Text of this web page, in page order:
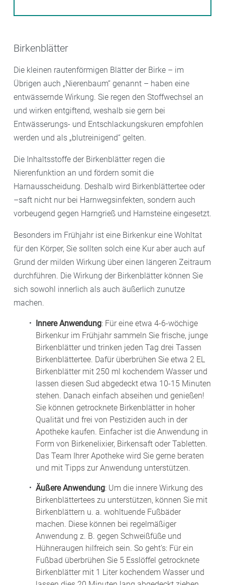
Birkenblätter
Die kleinen rautenförmigen Blätter der Birke – im
Übrigen auch „Nierenbaum“ genannt – haben eine
entwässernde Wirkung. Sie regen den Stoffwechsel an
und wirken entgiftend, weshalb sie gern bei
Entwässerungs- und Entschlackungskuren empfohlen
werden und als „blutreinigend“ gelten.
Die Inhaltsstoffe der Birkenblätter regen die
Nierenfunktion an und fördern somit die
Harnausscheidung. Deshalb wird Birkenblättertee oder
–saft nicht nur bei Harnwegsinfekten, sondern auch
vorbeugend gegen Harngrieß und Harnsteine eingesetzt.
Besonders im Frühjahr ist eine Birkenkur eine Wohltat
für den Körper, Sie sollten solch eine Kur aber auch auf
Grund der milden Wirkung über einen längeren Zeitraum
durchführen. Die Wirkung der Birkenblätter können Sie
sich sowohl innerlich als auch äußerlich zunutze
machen.
Innere Anwendung: Für eine etwa 4-6-wöchige
Birkenkur im Frühjahr sammeln Sie frische, junge
Birkenblätter und trinken jeden Tag drei Tassen
Birkenblättertee. Dafür überbrühen Sie etwa 2 EL
Birkenblätter mit 250 ml kochendem Wasser und
lassen diesen Sud abgedeckt etwa 10-15 Minuten
stehen. Danach einfach abseihen und genießen!
Sie können getrocknete Birkenblätter in hoher
Qualität und frei von Pestiziden auch in der
Apotheke kaufen. Einfacher ist die Anwendung in
Form von Birkenelixier, Birkensaft oder Tabletten.
Das Team Ihrer Apotheke wird Sie gerne beraten
und mit Tipps zur Anwendung unterstützen.
Äußere Anwendung: Um die innere Wirkung des
Birkenblättertees zu unterstützen, können Sie mit
Birkenblättern u. a. wohltuende Fußbäder
machen. Diese können bei regelmäßiger
Anwendung z. B. gegen Schweißfüße und
Hühneraugen hilfreich sein. So geht’s: Für ein
Fußbad überbrühen Sie 5 Esslöffel getrocknete
Birkenblätter mit 1 Liter kochendem Wasser und